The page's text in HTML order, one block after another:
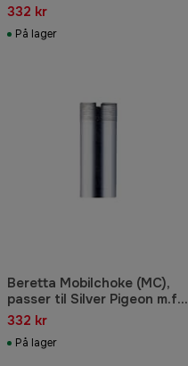
kaliber 12., Cylinder
332 kr
På lager
Beretta Mobilchoke (MC),
passer til Silver Pigeon m.fl.,
kaliber 12., Forbedret
Cylinder
332 kr
På lager